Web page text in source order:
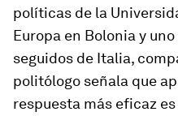
políticas de la
Europa en Bolonia y
seguidos de Italia,
politólogo señala que
respuesta más eficaz